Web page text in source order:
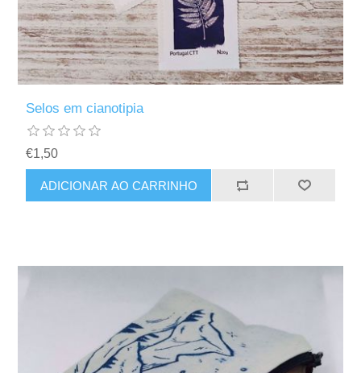
Selos em cianotipia
€1,50